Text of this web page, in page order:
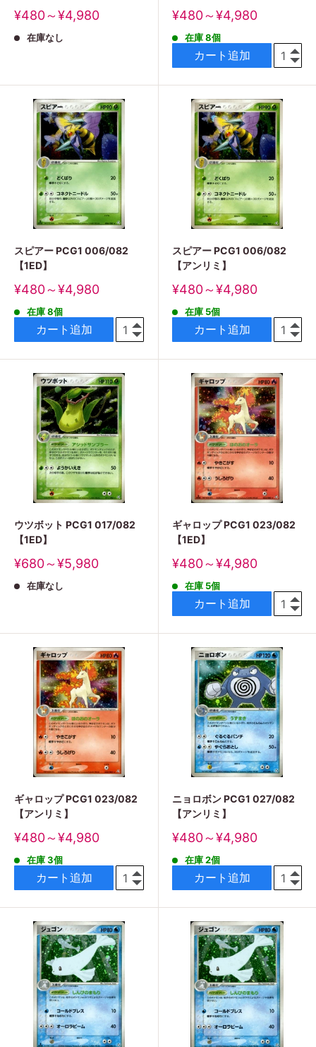
販
価
¥480～¥4,980
在庫なし
販
価
¥480～¥4,980
在庫 8個
カート追加
スピアー PCG1 006/082
【1ED】
販
価
¥480～¥4,980
在庫 8個
カート追加
スピアー PCG1 006/082
【アンリミ】
販
価
¥480～¥4,980
在庫 5個
カート追加
ウツボット PCG1 017/082
【1ED】
販
価
¥680～¥5,980
在庫なし
ギャロップ PCG1 023/082
【1ED】
販
価
¥480～¥4,980
在庫 5個
カート追加
ギャロップ PCG1 023/082
【アンリミ】
販
価
¥480～¥4,980
在庫 3個
カート追加
ニョロボン PCG1 027/082
【アンリミ】
販
価
¥480～¥4,980
在庫 2個
カート追加